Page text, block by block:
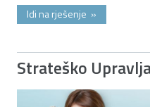
Idi na rješenje »
Strateško